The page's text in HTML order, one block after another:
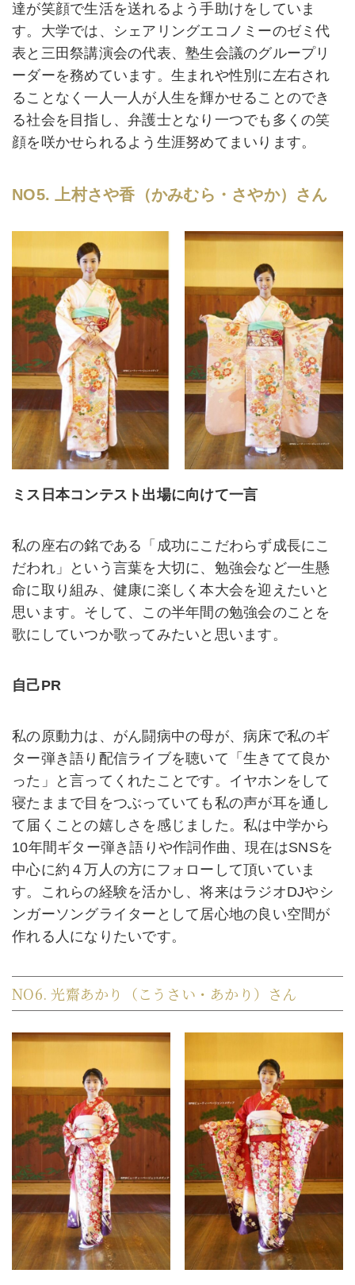
達が笑顔で生活を送れるよう手助けをしていま
す。大学では、シェアリングエコノミーのゼミ代
表と三田祭講演会の代表、塾生会議のグループリ
ーダーを務めています。生まれや性別に左右され
ることなく一人一人が人生を輝かせることのでき
る社会を目指し、弁護士となり一つでも多くの笑
顔を咲かせられるよう生涯努めてまいります。
NO5. 上村さや香（かみむら・さやか）さん
ミス日本コンテスト出場に向けて一言
私の座右の銘である「成功にこだわらず成長にこ
だわれ」という言葉を大切に、勉強会など一生懸
命に取り組み、健康に楽しく本大会を迎えたいと
思います。そして、この半年間の勉強会のことを
歌にしていつか歌ってみたいと思います。
自己PR
私の原動力は、がん闘病中の母が、病床で私のギ
ター弾き語り配信ライブを聴いて「生きてて良か
った」と言ってくれたことです。イヤホンをして
寝たままで目をつぶっていても私の声が耳を通し
て届くことの嬉しさを感じました。私は中学から
10年間ギター弾き語りや作詞作曲、現在はSNSを
中心に約４万人の方にフォローして頂いていま
す。これらの経験を活かし、将来はラジオDJやシ
ンガーソングライターとして居心地の良い空間が
作れる人になりたいです。
NO6. 光齋あかり（こうさい・あかり）さん